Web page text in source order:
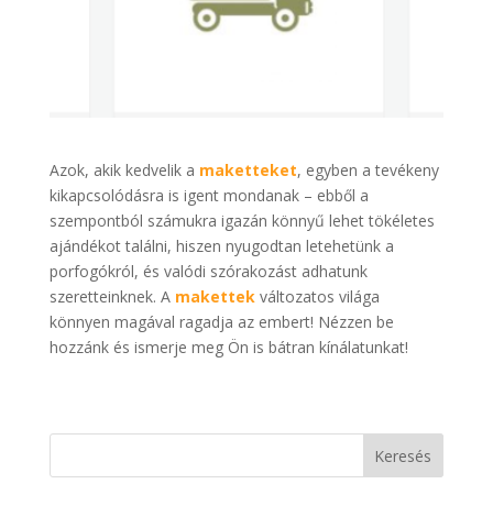
Azok, akik kedvelik a maketteket, egyben a tevékeny
kikapcsolódásra is igent mondanak – ebből a
szempontból számukra igazán könnyű lehet tökéletes
ajándékot találni, hiszen nyugodtan letehetünk a
porfogókról, és valódi szórakozást adhatunk
szeretteinknek. A makettekváltozatos világa
könnyen magával ragadja az embert! Nézzen be
hozzánk és ismerje meg Ön is bátran kínálatunkat!